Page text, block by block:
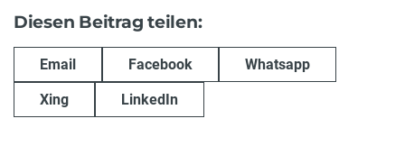
Diesen Beitrag teilen:
Email Facebook Whatsapp
Xing LinkedIn